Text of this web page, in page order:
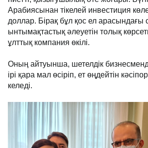
Арабиясынан тікелей инвестиция
доллар. Бірақ бұл қос ел арасындағы
ынтымақтастық әлеуетін толық
ұлттық компания өкілі.
Оның айтуынша, шетелдік
ірі қара мал өсіріп, ет өңдейтін
келеді.